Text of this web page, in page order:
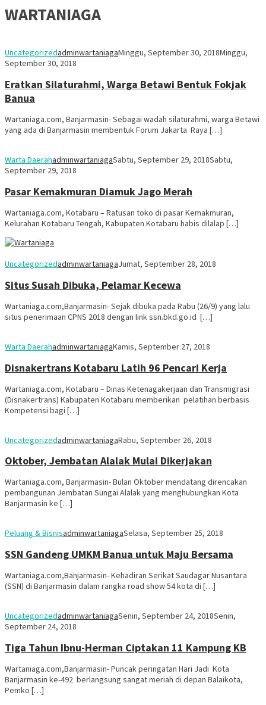
WARTANIAGA
UncategorizedadminwartaniagaMinggu, September 30, 2018Minggu,
September 30, 2018
Eratkan Silaturahmi, Warga Betawi Bentuk Fokjak
Banua
Wartaniaga.com, Banjarmasin- Sebagai wadah silaturahmi, warga Betawi
yang ada di Banjarmasin membentuk Forum Jakarta Raya […]
Warta DaerahadminwartaniagaSabtu, September 29, 2018Sabtu,
September 29, 2018
Pasar Kemakmuran Diamuk Jago Merah
Wartaniaga.com, Kotabaru – Ratusan toko di pasar Kemakmuran,
Kelurahan Kotabaru Tengah, Kabupaten Kotabaru habis dilalap […]
UncategorizedadminwartaniagaJumat, September 28, 2018
Situs Susah Dibuka, Pelamar Kecewa
Wartaniaga.com,Banjarmasin- Sejak dibuka pada Rabu (26/9) yang lalu
situs penerimaan CPNS 2018 dengan link ssn.bkd.go.id […]
Warta DaerahadminwartaniagaKamis, September 27, 2018
Disnakertrans Kotabaru Latih 96 Pencari Kerja
Wartaniaga.com, Kotabaru – Dinas Ketenagakerjaan dan Transmigrasi
(Disnakertrans) Kabupaten Kotabaru memberikan pelatihan berbasis
Kompetensi bagi […]
UncategorizedadminwartaniagaRabu, September 26, 2018
Oktober, Jembatan Alalak Mulai Dikerjakan
Wartaniaga.com, Banjarmasin- Bulan Oktober mendatang direncakan
pembangunan Jembatan Sungai Alalak yang menghubungkan Kota
Banjarmasin ke […]
Peluang & BisnisadminwartaniagaSelasa, September 25, 2018
SSN Gandeng UMKM Banua untuk Maju Bersama
Wartaniaga.com,Banjarmasin- Kehadiran Serikat Saudagar Nusantara
(SSN) di Banjarmasin dalam rangka road show 54 kota di […]
UncategorizedadminwartaniagaSenin, September 24, 2018Senin,
September 24, 2018
Tiga Tahun Ibnu-Herman Ciptakan 11 Kampung KB
Wartaniaga.com,Banjarmasin- Puncak peringatan Hari Jadi Kota
Banjarmasin ke-492 berlangsung sangat meriah di depan Balaikota,
Pemko […]